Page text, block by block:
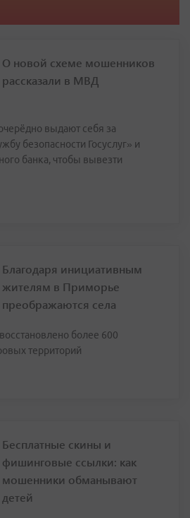
О новой схеме мошенников
рассказали в МВД
выдают себя за
безопасности Госуслуг» и
банка, чтобы вывезти
Благодаря инициативным
жителям в Приморье
преображаются села
более 600
территорий
Бесплатные скины и
фишинговые ссылки: как
мошенники обманывают
детей